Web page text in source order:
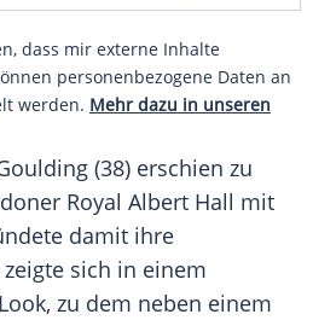
dass mir externe Inhalte
personenbezogene Daten an
werden. Mehr dazu in unseren
(38) erschien zu
Royal Albert Hall mit
damit ihre
sich in einem
zu dem neben einem